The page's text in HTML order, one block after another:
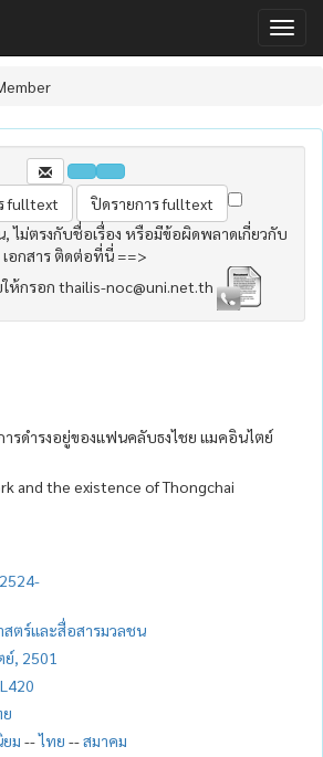
, ไม่ตรงกับชื่อเรื่อง หรือมีข้อผิดพลาดเกี่ยวกับ
เอกสาร ติดต่อที่นี่ ==>
ห้กรอก thailis-noc@uni.net.th
ารดำรงอยู่ของแฟนคลับธงไชย แมคอินไตย์
and the existence of Thongchai
สตร์และสื่อสารมวลชน
, 2501
ม --ไทย --สมาคม